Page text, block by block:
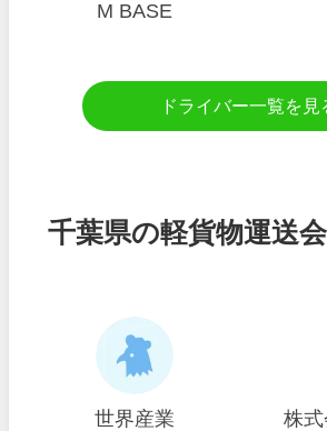
M BASE
ドライバー一覧を見
千葉県の軽貨物運送
世界産業 株